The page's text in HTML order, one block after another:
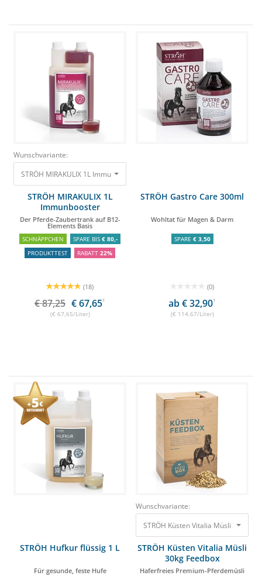
Wunschvariante:
STRÖH MIRAKULIX 1L Immunbooster Der Pferde-Zaubertrank auf B12-
STRÖH MIRAKULIX 1L
Immunbooster
Der Pferde-Zaubertrank auf B12-
Elements Basis
SCHNÄPPCHEN SPARE BIS € 80,-
PRODUKTTEST
RABATT 22%
(18)
€ 87,25 € 67,651
(€ 67,65/Liter)
STRÖH Gastro Care 300ml
Wohltat für Magen & Darm
SPARE € 3,50
(0)
ab € 32,901
(€ 114,67/Liter)
STRÖH Hufkur flüssig 1 L
Für gesunde, feste Hufe
Wunschvariante:
STRÖH Küsten Vitalia Müsli 30kg
STRÖH Küsten Vitalia Müsli
30kg Feedbox
Haferfreies Premium-Pferdemüsli